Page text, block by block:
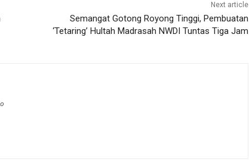
Next article
Semangat Gotong Royong Tinggi, Pembuatan
‘Tetaring’ Hultah Madrasah NWDI Tuntas Tiga Jam